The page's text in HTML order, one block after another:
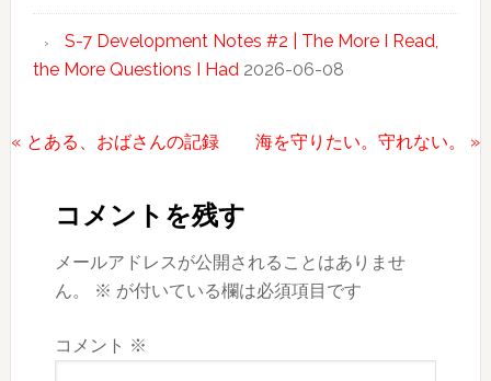
S-7 Development Notes #2 | The More I Read,
the More Questions I Had 2026-06-08
前
« とある、おばさんの記録
次
海を守りたい。守れない。 »
Interactions
コメントを残す
メールアドレスが公開されることはありませ
ん。
※ が付いている欄は必須項目です
コメント ※